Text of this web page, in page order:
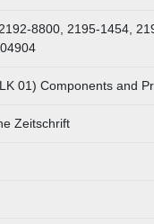
8800, 2195-1454,
01) Components and
Zeitschrift